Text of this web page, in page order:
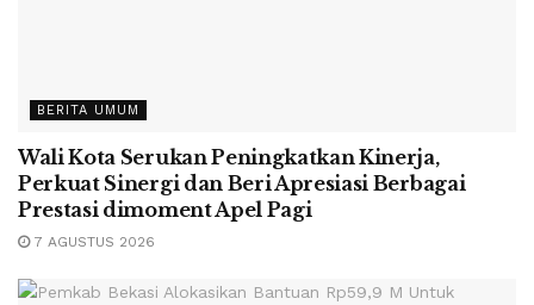
BERITA UMUM
Wali Kota Serukan Peningkatkan Kinerja,
Perkuat Sinergi dan Beri Apresiasi Berbagai
Prestasi dimoment Apel Pagi
7 AGUSTUS 2026